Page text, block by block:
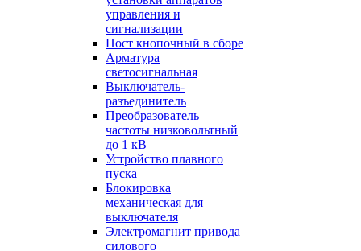
управления и
сигнализации
Пост кнопочный в сборе
Арматура
светосигнальная
Выключатель-
разъединитель
Преобразователь
частоты низковольтный
до 1 кВ
Устройство плавного
пуска
Блокировка
механическая для
выключателя
Электромагнит привода
силового